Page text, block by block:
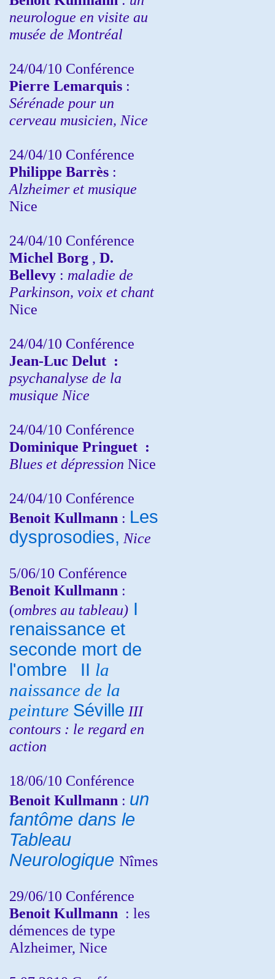
neurologue en visite au
musée de Montréal
24/04/10 Conférence
Pierre Lemarquis :
Sérénade pour un
cerveau musicien, Nice
24/04/10 Conférence
Philippe Barrès :
Alzheimer et musique
Nice
24/04/10 Conférence
Michel Borg , D.
Bellevy : maladie de
Parkinson, voix et chant
Nice
24/04/10 Conférence
Jean-Luc Delut :
psychanalyse de la
musique Nice
24/04/10 Conférence
Dominique Pringuet :
Blues et dépression Nice
24/04/10 Conférence
Benoit Kullmann : Les
dysprosodies, Nice
5/06/10 Conférence
Benoit Kullmann :
(ombres au tableau) I
renaissance et
seconde mort de
l'ombre
II la
naissance de la
peinture Séville III
contours : le regard en
action
18/06/10 Conférence
Benoit Kullmann : un
fantôme dans le
Tableau
Neurologique Nîmes
29/06/10 Conférence
Benoit Kullmann : les
démences de type
Alzheimer, Nice